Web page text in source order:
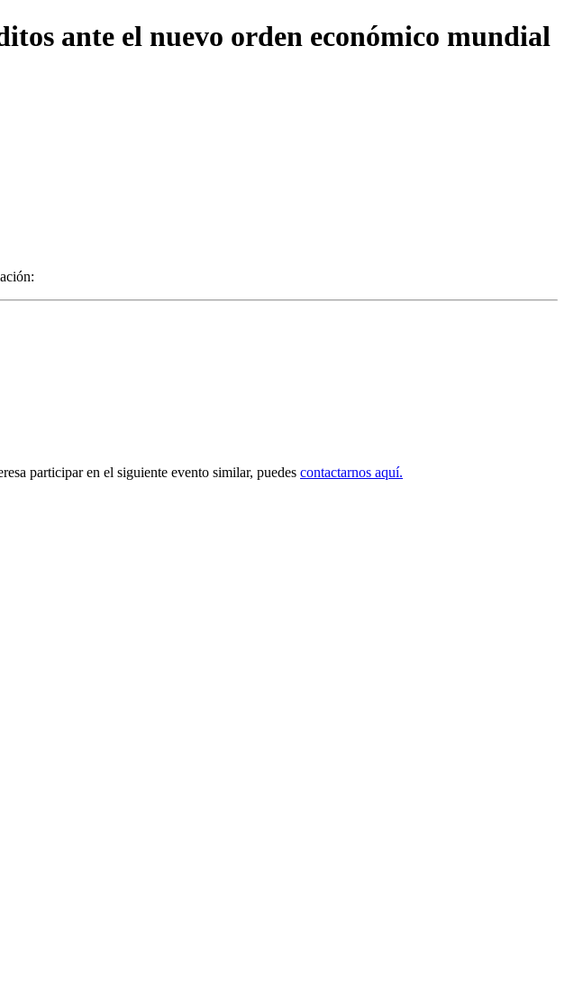
ante el nuevo orden económico mundial
participar en el siguiente evento similar, puedes contactarnos aquí.